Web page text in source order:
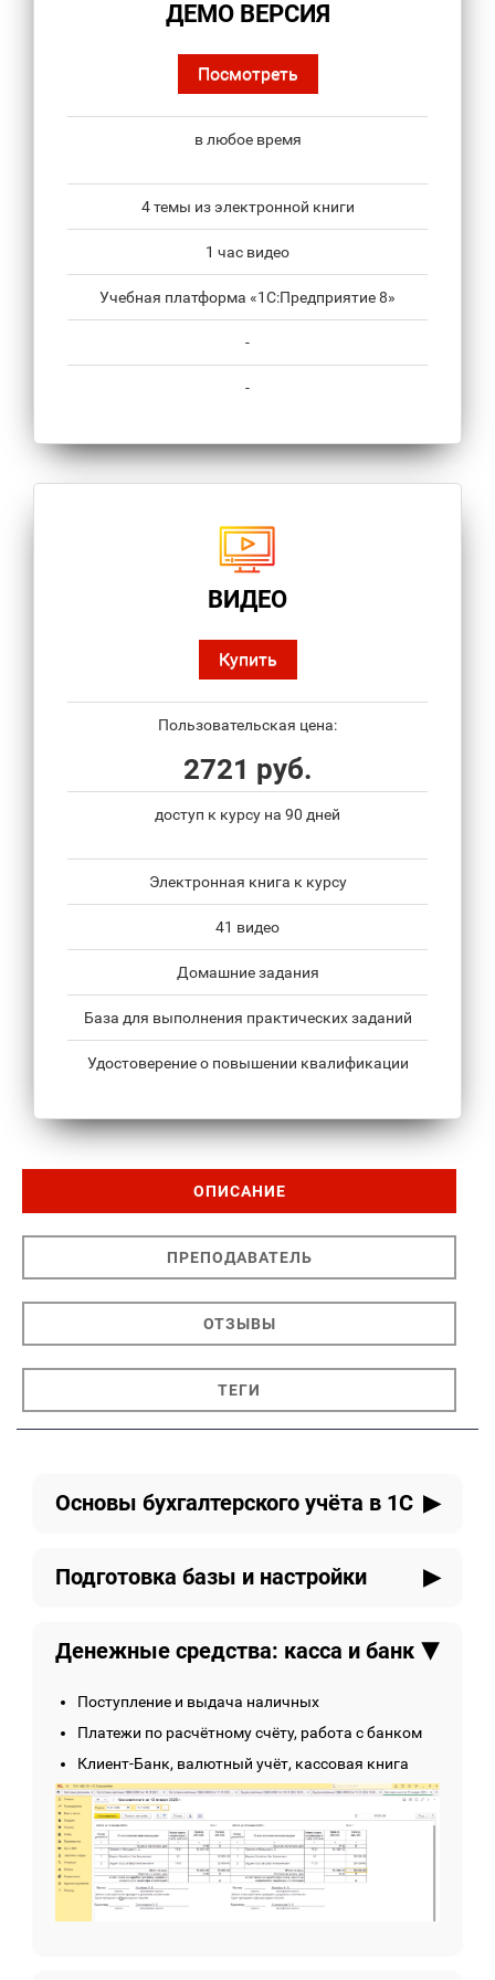
ДЕМО ВЕРСИЯ
Посмотреть
в любое время
4 темы из электронной книги
1 час видео
Учебная платформа «1С:Предприятие 8»
-
-
ВИДЕО
Купить
Пользовательская цена:
2721 руб.
доступ к курсу на 90 дней
Электронная книга к курсу
41 видео
Домашние задания
База для выполнения практических заданий
Удостоверение о повышении квалификации
ОПИСАНИЕ
ПРЕПОДАВАТЕЛЬ
ОТЗЫВЫ
ТЕГИ
Основы бухгалтерского учёта в 1С
План счетов, проводки, дебет и кредит —
Подготовка базы и настройки
Настройка учётной политики, налогов и
Настройка структуры справочников: статьи
затрат, доходы и расходы
Денежные средства: касса и банк
Поступление и выдача наличных
Платежи по расчётному счёту, работа с банком
Клиент-Банк, валютный учёт, кассовая книга